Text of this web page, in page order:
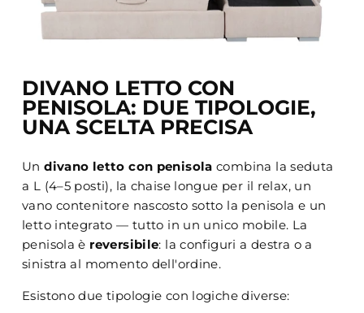
DIVANO LETTO CON
PENISOLA: DUE TIPOLOGIE,
UNA SCELTA PRECISA
Undivano letto con penisola combina la seduta
a L (4–5 posti), la chaise longue per il relax, un
vano contenitore nascosto sotto la penisola e un
letto integrato — tutto in un unico mobile. La
penisola è reversibile: la configuri a destra o a
sinistra al momento dell'ordine.
Esistono due tipologie con logiche diverse: